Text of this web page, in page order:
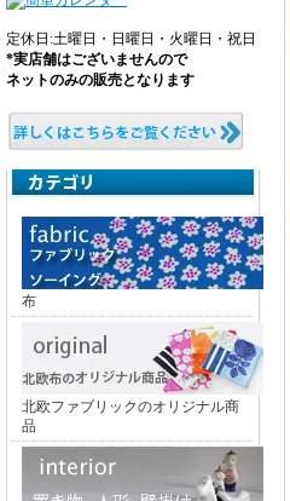
定休日:土曜日・日曜日・火曜日・祝日
*実店舗はございませんので
ネットのみの販売となります
布
北欧ファブリックのオリジナル商
品